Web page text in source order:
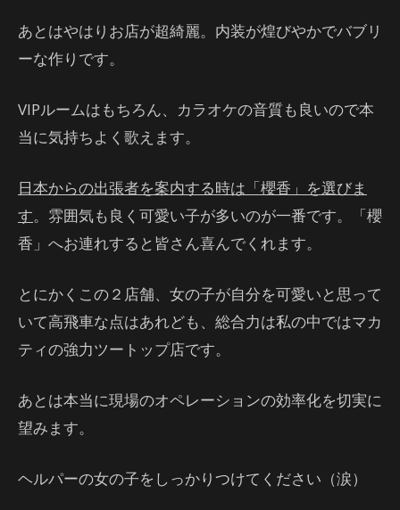
あとはやはりお店が超綺麗。内装が煌びやかでバブリ
ーな作りです。
VIPルームはもちろん、カラオケの音質も良いので本
当に気持ちよく歌えます。
日本からの出張者を案内する時は「櫻香」を選びま
す。雰囲気も良く可愛い子が多いのが一番です。「櫻
香」へお連れすると皆さん喜んでくれます。
とにかくこの２店舗、女の子が自分を可愛いと思って
いて高飛車な点はあれども、総合力は私の中ではマカ
ティの強力ツートップ店です。
あとは本当に現場のオペレーションの効率化を切実に
望みます。
ヘルパーの女の子をしっかりつけてください（涙）